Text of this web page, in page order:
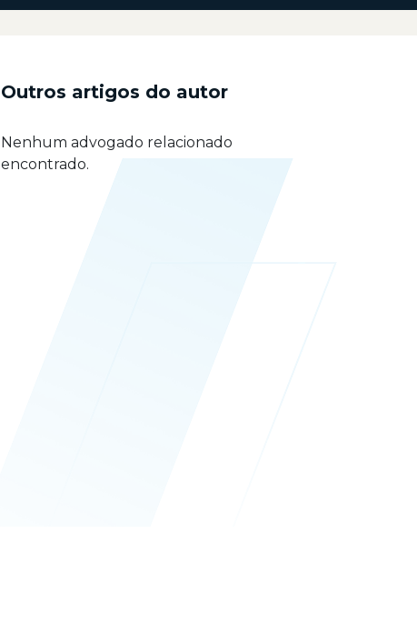
Outros artigos do autor
Nenhum advogado relacionado
encontrado.